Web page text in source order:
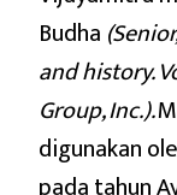
Budha
and history.
Group, Inc.).
digunakan